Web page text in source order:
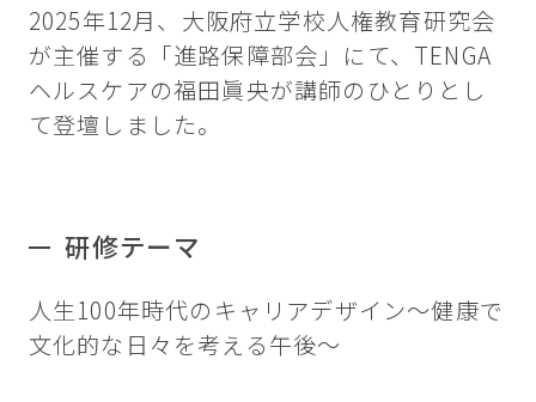
2025年12月、大阪府立学校人権教育研究会
が主催する「進路保障部会」にて、TENGA
ヘルスケアの福田眞央が講師のひとりとし
て登壇しました。
研修テーマ
人生100年時代のキャリアデザイン～健康で
文化的な日々を考える午後～